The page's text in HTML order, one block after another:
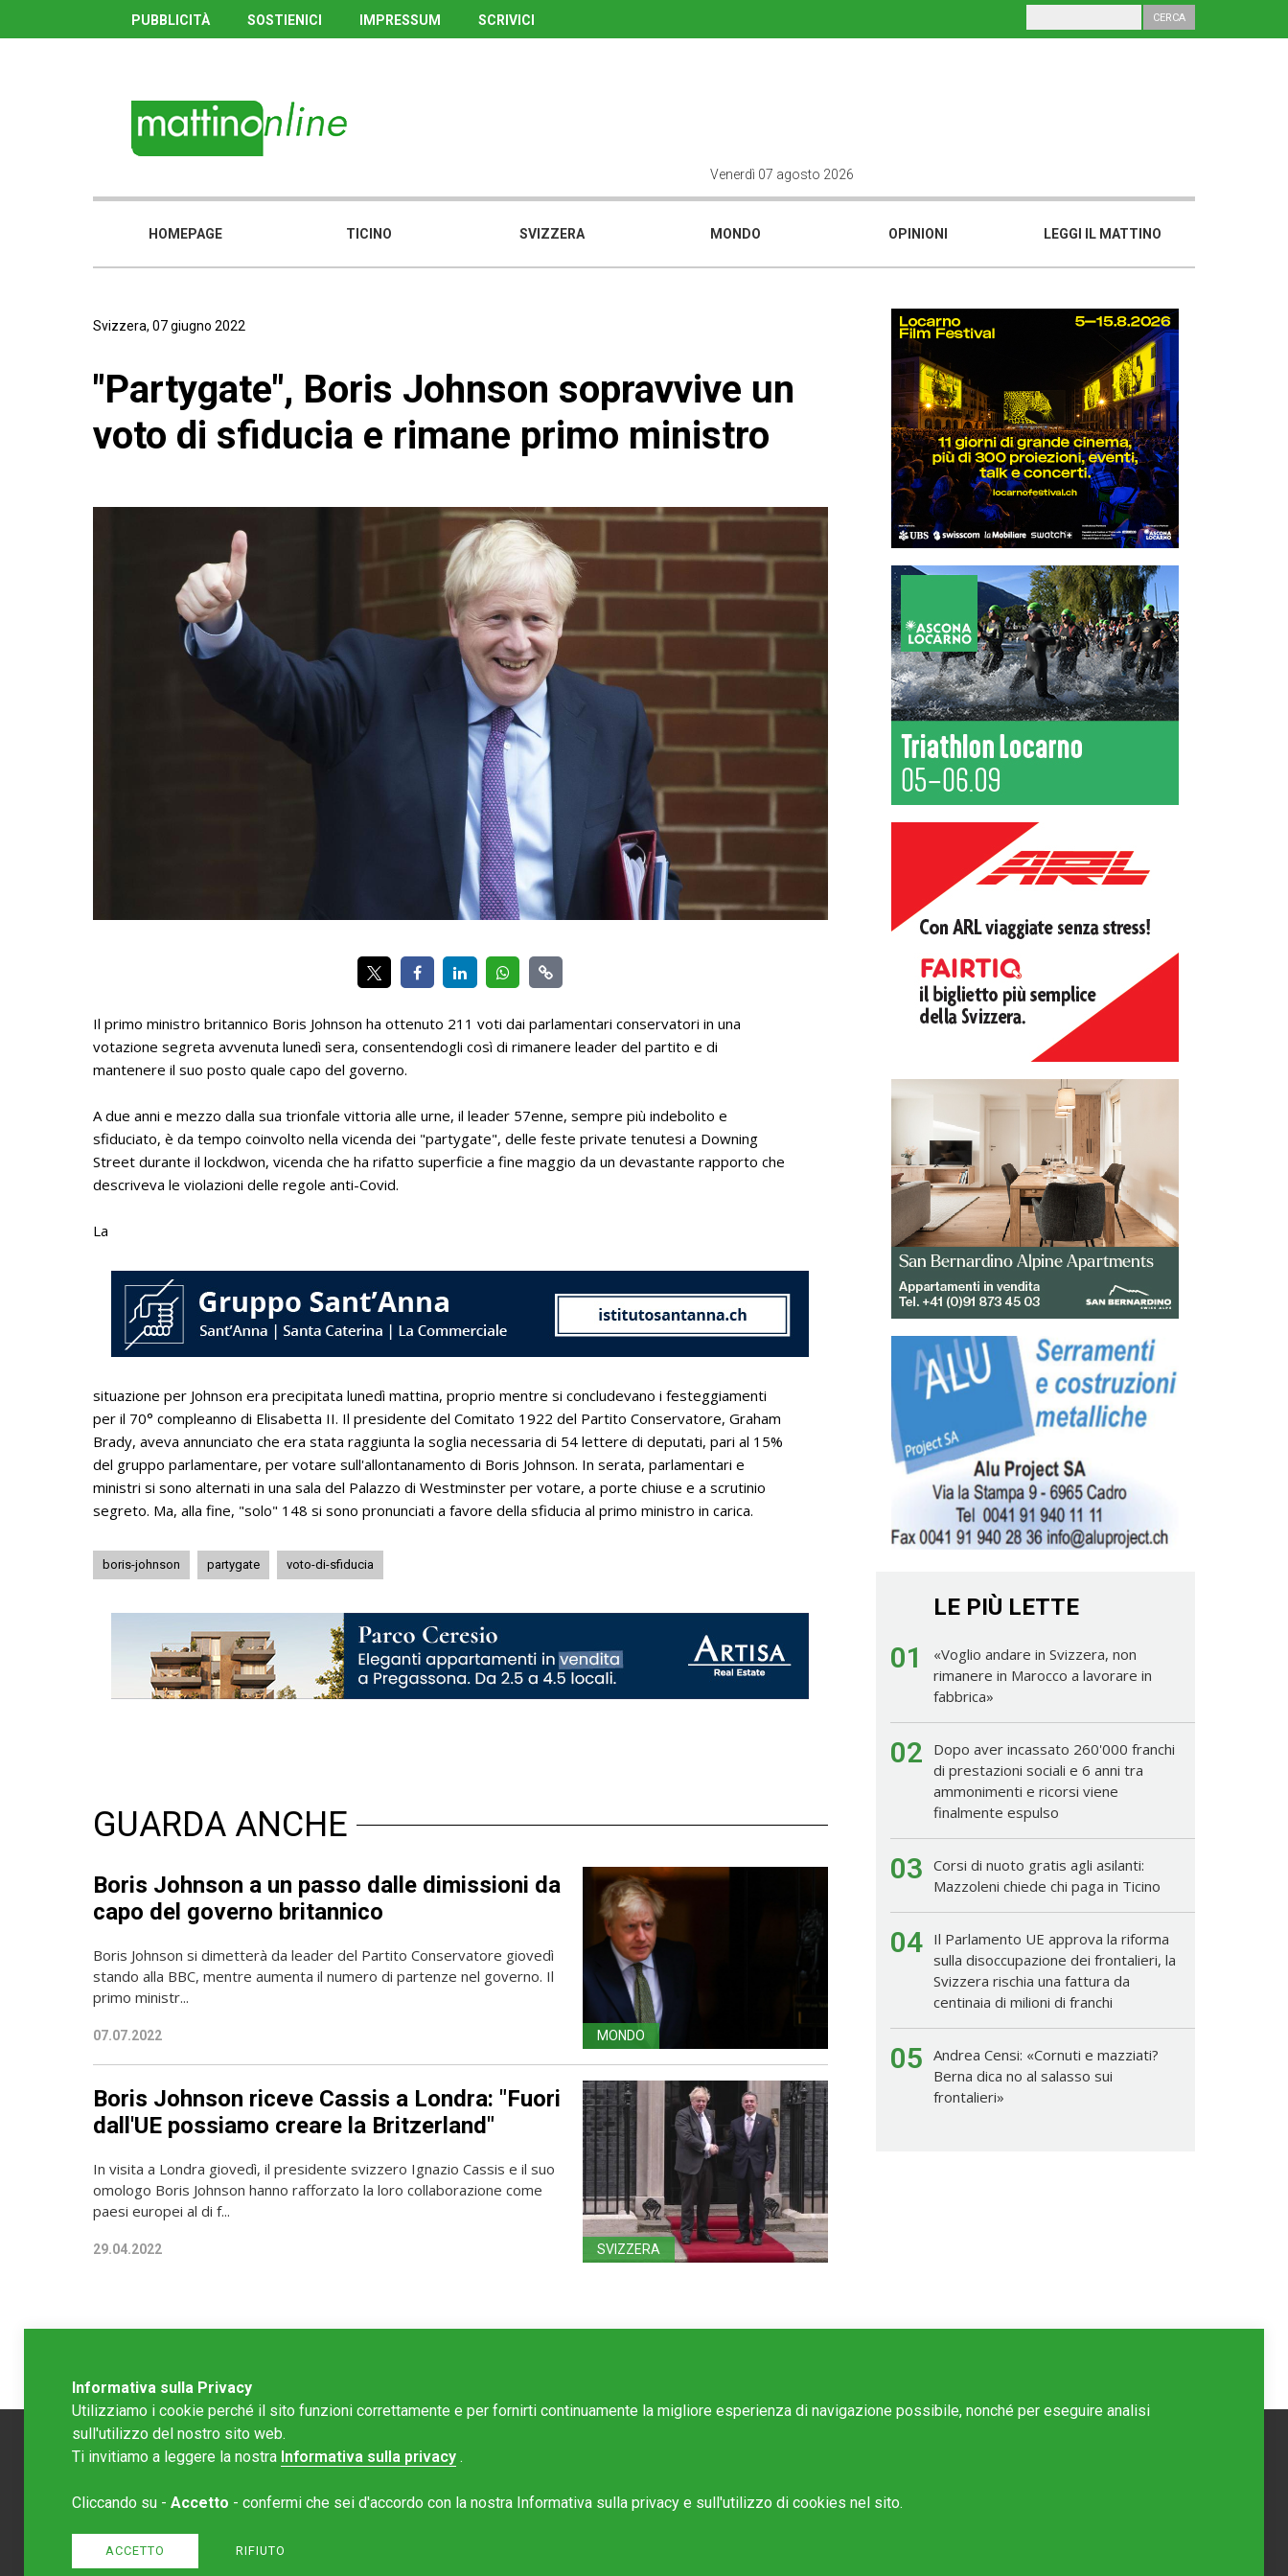
PUBBLICITÀ SOSTIENICI IMPRESSUM SCRIVICI
Venerdì 07 agosto 2026
HOMEPAGE TICINO SVIZZERA MONDO OPINIONI LEGGI IL MATTINO
Svizzera, 07 giugno 2022
"Partygate", Boris Johnson sopravvive un
voto di sfiducia e rimane primo ministro
Il primo ministro britannico Boris Johnson ha ottenuto 211 voti dai parlamentari conservatori in una
votazione segreta avvenuta lunedì sera, consentendogli così di rimanere leader del partito e di
mantenere il suo posto quale capo del governo.
A due anni e mezzo dalla sua trionfale vittoria alle urne, il leader 57enne, sempre più indebolito e
sfiduciato, è da tempo coinvolto nella vicenda dei "partygate", delle feste private tenutesi a Downing
Street durante il lockdwon, vicenda che ha rifatto superficie a fine maggio da un devastante rapporto che
descriveva le violazioni delle regole anti-Covid.
La
situazione per Johnson era precipitata lunedì mattina, proprio mentre si concludevano i festeggiamenti
per il 70° compleanno di Elisabetta II. Il presidente del Comitato 1922 del Partito Conservatore, Graham
Brady, aveva annunciato che era stata raggiunta la soglia necessaria di 54 lettere di deputati, pari al 15%
del gruppo parlamentare, per votare sull'allontanamento di Boris Johnson. In serata, parlamentari e
ministri si sono alternati in una sala del Palazzo di Westminster per votare, a porte chiuse e a scrutinio
segreto. Ma, alla fine, "solo" 148 si sono pronunciati a favore della sfiducia al primo ministro in carica.
boris-johnson partygate voto-di-sfiducia
GUARDA ANCHE
Boris Johnson a un passo dalle dimissioni da
capo del governo britannico
Boris Johnson si dimetterà da leader del Partito Conservatore giovedì
stando alla BBC, mentre aumenta il numero di partenze nel governo. Il
primo ministr...
07.07.2022 MONDO
Boris Johnson riceve Cassis a Londra: "Fuori
dall'UE possiamo creare la Britzerland"
In visita a Londra giovedì, il presidente svizzero Ignazio Cassis e il suo
omologo Boris Johnson hanno rafforzato la loro collaborazione come
paesi europei al di f...
29.04.2022 SVIZZERA
LE PIÙ LETTE
01
«Voglio andare in Svizzera, non
rimanere in Marocco a lavorare in
fabbrica»
02
Dopo aver incassato 260'000 franchi
di prestazioni sociali e 6 anni tra
ammonimenti e ricorsi viene
finalmente espulso
03 Corsi di nuoto gratis agli asilanti:
Mazzoleni chiede chi paga in Ticino
04
Il Parlamento UE approva la riforma
sulla disoccupazione dei frontalieri, la
Svizzera rischia una fattura da
centinaia di milioni di franchi
05 Andrea Censi: «Cornuti e mazziati?
Berna dica no al salasso sui
frontalieri»
Redazione Mattinonline
Informativa sulla Privacy
Utilizziamo i cookie perché il sito funzioni correttamente e per fornirti continuamente la migliore esperienza di navigazione possibile, nonché per eseguire analisi
sull'utilizzo del nostro sito web.
Ti invitiamo a leggere la nostra Informativa sulla privacy .
Cliccando su - Accetto - confermi che sei d'accordo con la nostra Informativa sulla privacy e sull'utilizzo di cookies nel sito.
ACCETTO RIFIUTO